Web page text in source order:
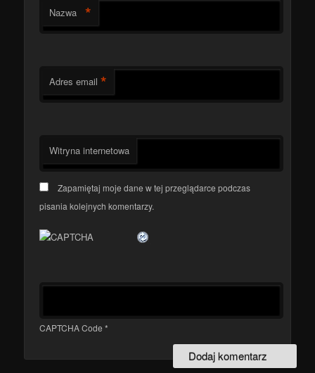
Nazwa *
Adres email *
Witryna internetowa
Zapamiętaj moje dane w tej przeglądarce podczas
pisania kolejnych komentarzy.
CAPTCHA Code *